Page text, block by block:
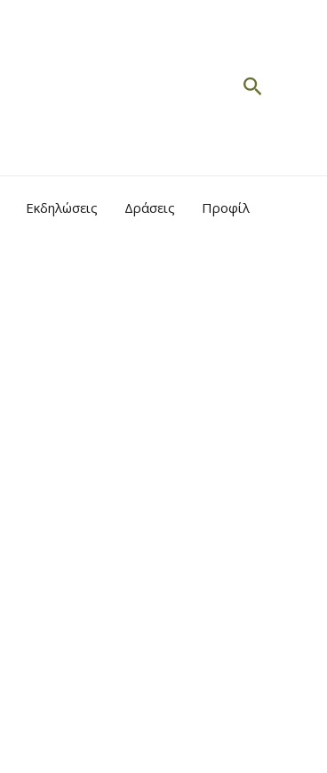
Search
Εκδηλώσεις Δράσεις Προφίλ